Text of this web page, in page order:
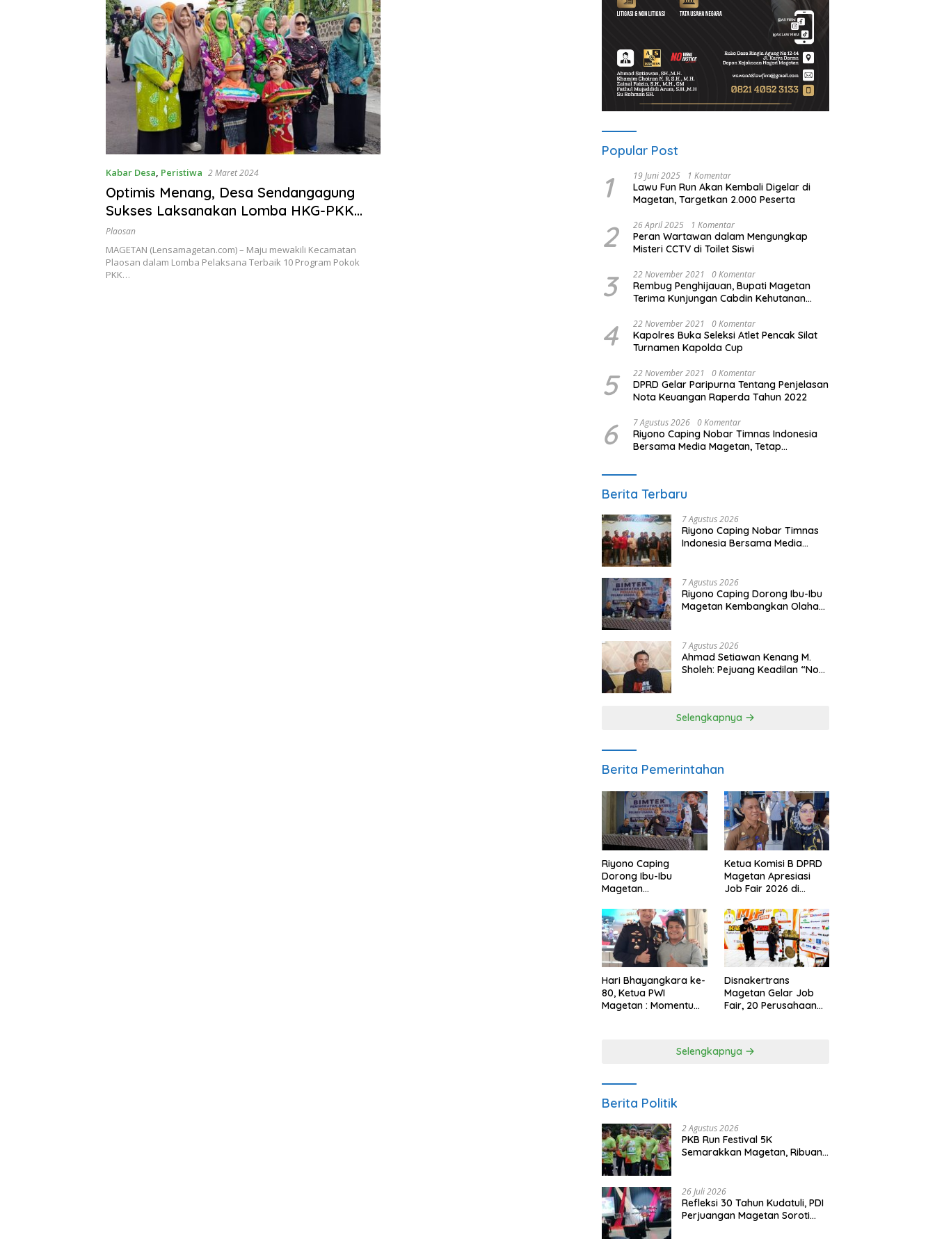
Kabar Desa, Peristiwa 2 Maret 2024
Optimis Menang, Desa Sendangagung
Sukses Laksanakan Lomba HKG-PKK
Tingkat Kabupaten
Plaosan
MAGETAN (Lensamagetan.com) – Maju mewakili Kecamatan
Plaosan dalam Lomba Pelaksana Terbaik 10 Program Pokok
PKK…
Popular Post
1 19 Juni 2025 1 Komentar
Lawu Fun Run Akan Kembali Digelar di
Magetan, Targetkan 2.000 Peserta
2 26 April 2025 1 Komentar
Peran Wartawan dalam Mengungkap
Misteri CCTV di Toilet Siswi
3 22 November 2021 0 Komentar
Rembug Penghijauan, Bupati Magetan
Terima Kunjungan Cabdin Kehutanan
4 22 November 2021 0 Komentar
Kapolres Buka Seleksi Atlet Pencak Silat
Turnamen Kapolda Cup
5 22 November 2021 0 Komentar
DPRD Gelar Paripurna Tentang Penjelasan
Nota Keuangan Raperda Tahun 2022
6 7 Agustus 2026 0 Komentar
Riyono Caping Nobar Timnas Indonesia
Bersama Media Magetan, Tetap
Berita Terbaru
7 Agustus 2026
Riyono Caping Nobar Timnas
Indonesia Bersama Media
7 Agustus 2026
Riyono Caping Dorong Ibu-Ibu
Magetan Kembangkan Olahan
7 Agustus 2026
Ahmad Setiawan Kenang M.
Sholeh: Pejuang Keadilan “No
Selengkapnya
Berita Pemerintahan
Riyono Caping
Dorong Ibu-Ibu
Magetan
Ikan, Perkuat Budaya
Gemar Makan Ikan
Ketua Komisi B DPRD
Magetan Apresiasi
Job Fair 2026 di
Anggaran
Hari Bhayangkara ke-
80, Ketua PWI
Magetan : Momentum
Disnakertrans
Magetan Gelar Job
Fair, 20 Perusahaan
Selengkapnya
Berita Politik
2 Agustus 2026
PKB Run Festival 5K
Semarakkan Magetan, Ribuan
26 Juli 2026
Refleksi 30 Tahun Kudatuli, PDI
Perjuangan Magetan Soroti